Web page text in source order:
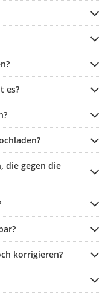
es?
die gegen die
korrigieren?